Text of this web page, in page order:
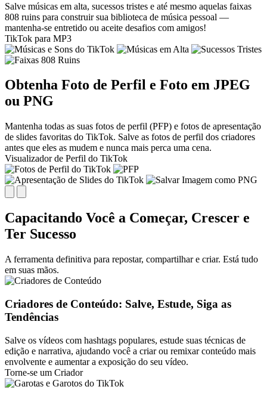
Salve músicas em alta, sucessos tristes e até mesmo aquelas faixas
808 ruins para construir sua biblioteca de música pessoal —
mantenha-se entretido ou aceite desafios com amigos!
TikTok para MP3
Obtenha Foto de Perfil e Foto em JPEG
ou PNG
Mantenha todas as suas fotos de perfil (PFP) e fotos de apresentação
de slides favoritas do TikTok. Salve as fotos de perfil dos criadores
antes que eles as mudem e nunca mais perca uma cena.
Visualizador de Perfil do TikTok
Capacitando Você a Começar, Crescer e
Ter Sucesso
A ferramenta definitiva para repostar, compartilhar e criar. Está tudo
em suas mãos.
Criadores de Conteúdo: Salve, Estude, Siga as
Tendências
Salve os vídeos com hashtags populares, estude suas técnicas de
edição e narrativa, ajudando você a criar ou remixar conteúdo mais
envolvente e aumentar a exposição do seu vídeo.
Torne-se um Criador